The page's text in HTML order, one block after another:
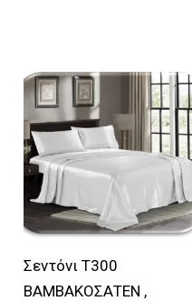
Σεντόνι T300
ΒΑΜΒΑΚΟΣΑΤΕΝ ,